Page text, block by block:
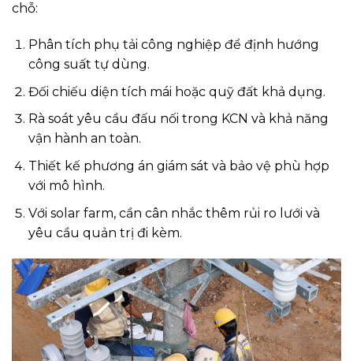
chỗ:
Phân tích phụ tải công nghiệp để định hướng
công suất tự dùng.
Đối chiếu diện tích mái hoặc quỹ đất khả dụng.
Rà soát yêu cầu đấu nối trong KCN và khả năng
vận hành an toàn.
Thiết kế phương án giám sát và bảo vệ phù hợp
với mô hình.
Với solar farm, cần cân nhắc thêm rủi ro lưới và
yêu cầu quản trị đi kèm.